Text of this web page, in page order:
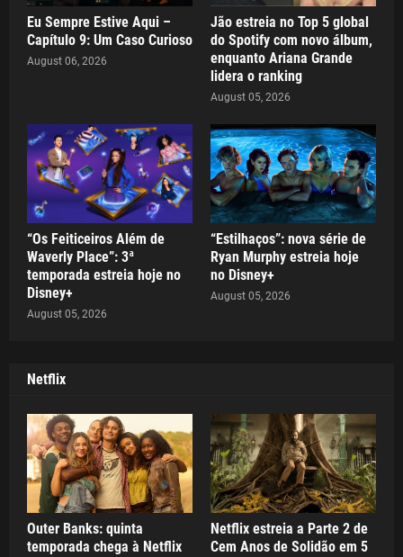
Eu Sempre Estive Aqui –
Capítulo 9: Um Caso Curioso
August 06, 2026
Jão estreia no Top 5 global
do Spotify com novo álbum,
enquanto Ariana Grande
lidera o ranking
August 05, 2026
“Os Feiticeiros Além de
Waverly Place”: 3ª
temporada estreia hoje no
Disney+
August 05, 2026
“Estilhaços”: nova série de
Ryan Murphy estreia hoje
no Disney+
August 05, 2026
Netflix
Outer Banks: quinta
temporada chega à Netflix
Netflix estreia a Parte 2 de
Cem Anos de Solidão em 5